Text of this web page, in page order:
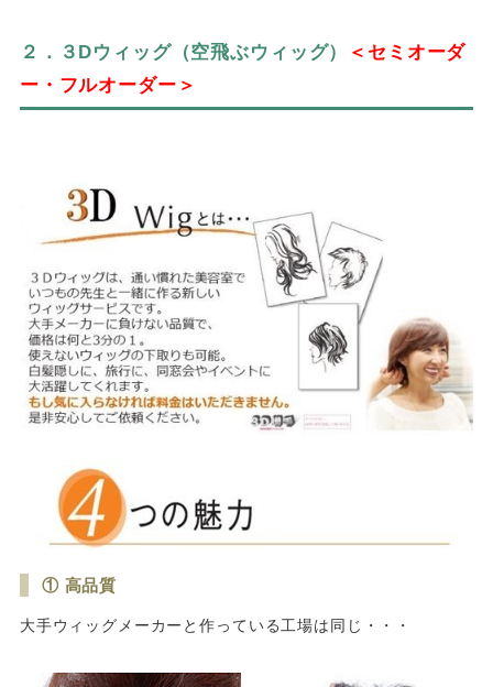
２．３Dウィッグ（空飛ぶウィッグ）
＜セミオーダ
ー・フルオーダー＞
① 高品質
大手ウィッグメーカーと作っている工場は同じ・・・